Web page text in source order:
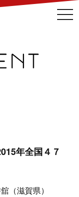
年全国４７
（滋賀県）